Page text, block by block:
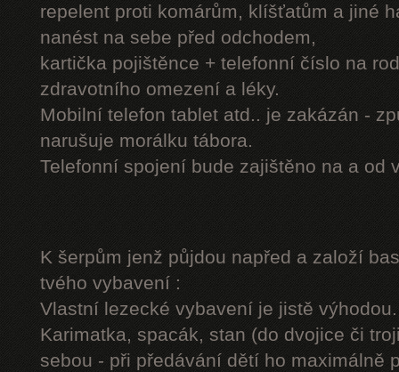
repelent proti komárům, klíšťatům a jiné
nanést na sebe před odchodem,
kartička pojištěnce + telefonní číslo na
zdravotního omezení a léky.
Mobilní telefon tablet atd.. je zakázán -
narušuje morálku tábora.
Telefonní spojení bude zajištěno na a od
K šerpům jenž půjdou napřed a založí
tvého vybavení :
Vlastní lezecké vybavení je jistě výhodou.
Karimatka, spacák, stan (do dvojice či
sebou - při předávání dětí ho maximálně